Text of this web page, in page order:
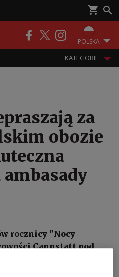
POLSKA
KATEGORIE
za
obozie
rocznicy "Nocy
Cannstatt pod
za użycie w
sformułowania